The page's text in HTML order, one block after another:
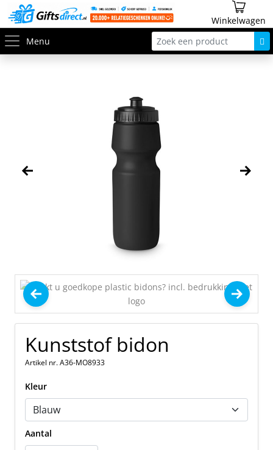
Winkelwagen
Menu
Kunststof bidon
Artikel nr. A36-MO8933
Kleur
Aantal